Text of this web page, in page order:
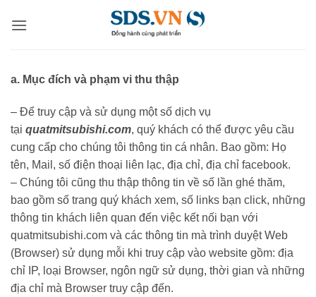
qua
a. Mục đích và phạm vi thu thập
– Để truy cập và sử dụng một số dịch vụ
tại quatmitsubishi.com, quý khách có thể được yêu cầu
cung cấp cho chúng tôi thông tin cá nhân. Bao gồm: Họ
tên, Mail, số điện thoại liên lạc, địa chỉ, địa chỉ facebook.
– Chúng tôi cũng thu thập thông tin về số lần ghé thăm,
bao gồm số trang quý khách xem, số links bạn click, những
thông tin khách liên quan đến việc kết nối bạn với
quatmitsubishi.com và các thông tin mà trình duyệt Web
(Browser) sử dụng mỗi khi truy cập vào website gồm: địa
chỉ IP, loại Browser, ngôn ngữ sử dụng, thời gian và những
địa chỉ mà Browser truy cập đến.